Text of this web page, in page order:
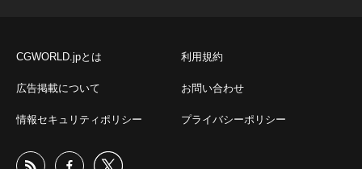
CGWORLD.jpとは 利用規約
広告掲載について お問い合わせ
情報セキュリティポリシー プライバシーポリシー